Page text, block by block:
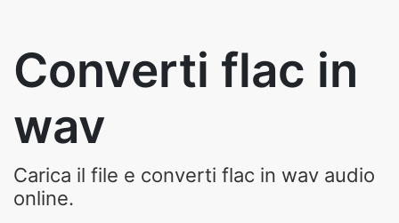
wav
Carica il file e converti flac in wav audio
online.